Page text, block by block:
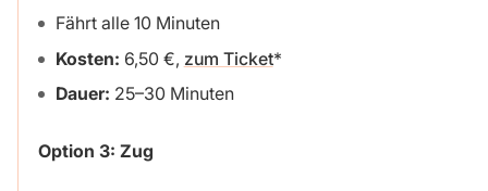
Fährt alle 10 Minuten
Kosten: 6,50 €, zum Ticket
Dauer: 25–30 Minuten
Option 3: Zug